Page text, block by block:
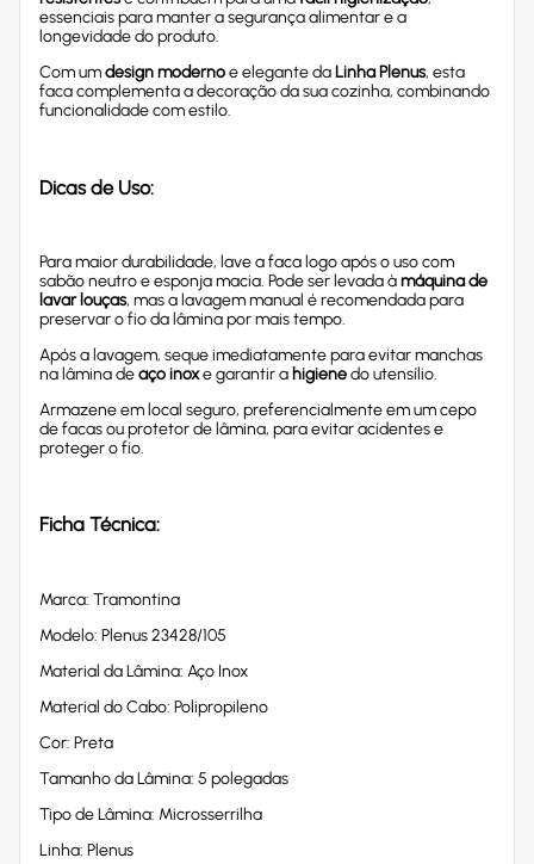
essenciais para manter a segurança alimentar e a
longevidade do produto.
Com umdesign modernoe elegante daLinha Plenus, esta
faca complementa a decoração da sua cozinha, combinando
funcionalidade com estilo.
Dicas de Uso:
Para maior durabilidade, lave a faca logo após o uso com
sabão neutro e esponja macia. Pode ser levada àmáquina de
lavar louças, mas a lavagem manual é recomendada para
preservar o fio da lâmina por mais tempo.
Após a lavagem, seque imediatamente para evitar manchas
na lâmina deaço inoxe garantir a higienedo utensílio.
Armazene em local seguro, preferencialmente em um cepo
de facas ou protetor de lâmina, para evitar acidentes e
proteger o fio.
Ficha Técnica:
Marca: Tramontina
Modelo: Plenus 23428/105
Material da Lâmina: Aço Inox
Material do Cabo: Polipropileno
Cor: Preta
Tamanho da Lâmina: 5 polegadas
Tipo de Lâmina: Microsserrilha
Linha: Plenus